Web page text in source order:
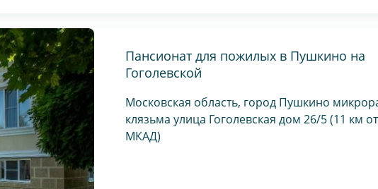
Пансионат для пожилых в Пушкино на
Гоголевской
Московская область, город Пушкино
клязьма улица Гоголевская дом 26/5 (11 км от
МКАД)